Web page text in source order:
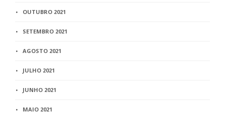
OUTUBRO 2021
SETEMBRO 2021
AGOSTO 2021
JULHO 2021
JUNHO 2021
MAIO 2021